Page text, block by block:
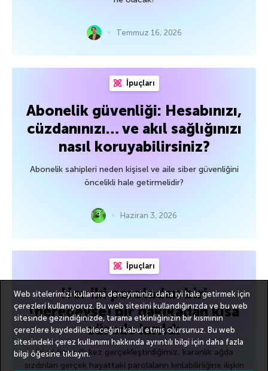
Temmuz 16, 2026
İpuçları
Abonelik güvenliği: Hesabınızı,
cüzdanınızı… ve akıl sağlığınızı
nasıl koruyabilirsiniz?
Abonelik sahipleri neden kişisel ve aile siber güvenliğini
öncelikli hale getirmelidir?
Haziran 3, 2026
İpuçları
Her iki paroladan biri
(neredeyse) bir dakikadan kısa
sürede kırıldı
İki yıl önce ilk kez gerçekleştirdiğimiz, karanlık ağda
sızdırılan gerçek hayattaki parolaların kırılabilirliğine ilişkin
Web sitelerimizi kullanma deneyiminizi daha iyi hale getirmek için
çerezleri kullanıyoruz. Bu web sitesini kullandığınızda ve bu web
sitesinde gezindiğinizde, tarama etkinliğinizin bir kısmının
çerezlere kaydedilebileceğini kabul etmiş olursunuz. Bu web
sitesindeki çerez kullanımı hakkında ayrıntılı bilgi içindaha fazla
bilgi öğesine tıklayın.